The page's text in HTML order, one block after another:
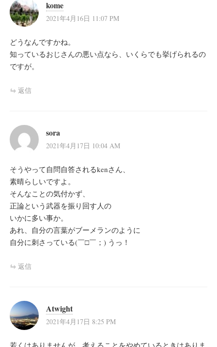
kome
2021年4月16日 11:07 PM
どうなんですかね。
知っているおじさんの悪い点なら、いくらでも挙げられるの
ですが。
返信
sora
2021年4月17日 10:04 AM
そうやって自問自答されるkenさん、
素晴らしいですよ。
そんなことの気付かず、
正論という武器を振り回す人の
いかに多い事か。
あれ、自分の言葉がブーメランのように
自分に刺さっている(￣□￣；) うっ！
返信
Atwight
2021年4月17日 8:25 PM
若くはありませんが、考えることをやめているときはありま